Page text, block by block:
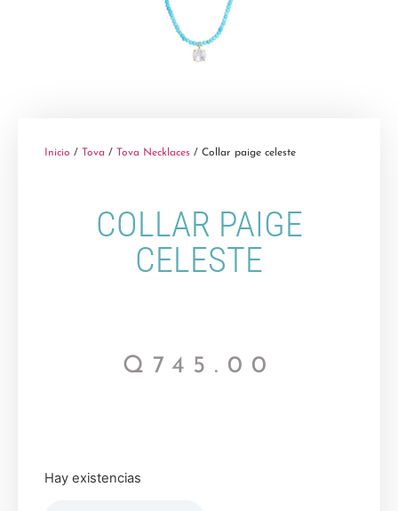
Inicio / Tova / Tova Necklaces / Collar paige celeste
COLLAR PAIGE
CELESTE
Q 745.00
Hay existencias